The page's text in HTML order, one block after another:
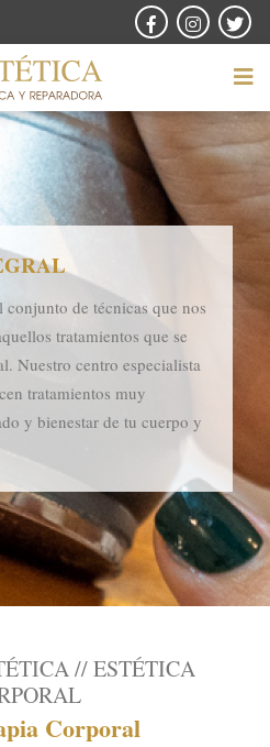
conjunto de técnicas que nos
tratamientos que se
Nuestro centro especialista
tratamientos muy
y bienestar de tu cuerpo y
// ESTÉTICA
Corporal